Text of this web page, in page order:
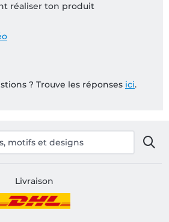
réaliser ton produit
? Trouve les réponses ici.
Livraison